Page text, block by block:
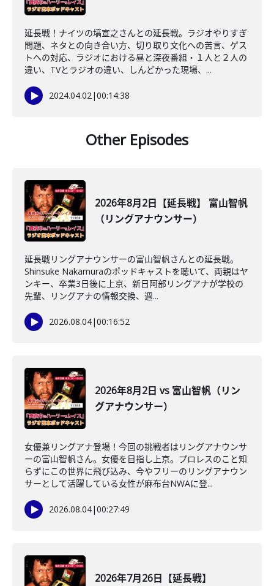
延長戦！ナイツの塙宣之さんとの延長戦。ラジオやりすぎ
問題、ネタとの向き合い方、切り取り文化への苦言、ゲス
トへの対応、ラジオにおける昼と深夜番組・１人と２人の
違い、TVとラジオの違い、しんどかった現場、...
2024.04.02|00:14:38
Other Episodes
2026年8月2日【延長戦】 富山智帆
（リングアナウンサー）
延長戦リングアナウンサーの富山智帆さんとの延長戦。
Shinsuke Nakamuraのポッドキャストを聴いて、両親はヤ
ンキー、卒業3日後に上京、新日阿部リングアナが学校の
先輩、リングアナの情報交換、週...
2026.08.04|00:16:52
2026年8月2日 vs 富山智帆（リン
グアナウンサー）
女優兼リングアナ登場！今回の挑戦者はリングアナウンサ
ーの富山智帆さん。女優を目指し上京。プロレスのこと知
らずにこの世界に飛び込み、今やフリーのリングアナウン
サーとして活躍している女性が麻布台NWAに登...
2026.08.04|00:27:49
2026年7月26日【延長戦】